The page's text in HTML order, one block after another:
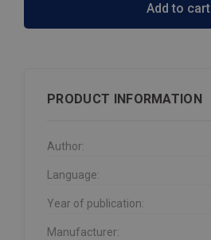
Add to cart
PRODUCT INFORMATION
Author:
Language:
Year of publication:
Manufacturer: